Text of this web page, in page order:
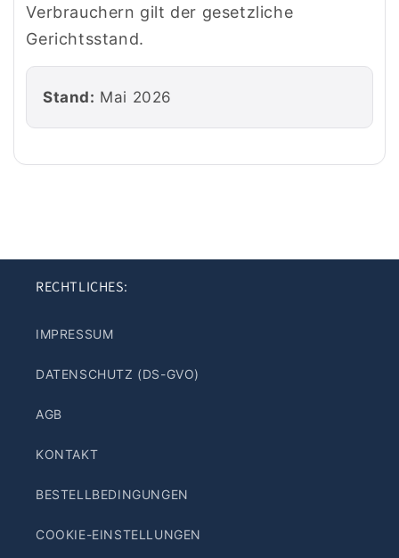
Verbrauchern gilt der gesetzliche
Gerichtsstand.
Stand: Mai 2026
RECHTLICHES:
IMPRESSUM
DATENSCHUTZ (DS-GVO)
AGB
KONTAKT
BESTELLBEDINGUNGEN
COOKIE-EINSTELLUNGEN